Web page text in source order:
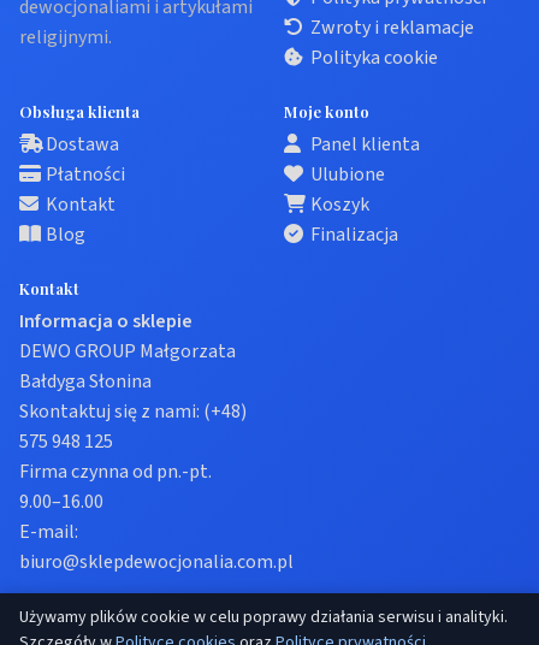
dewocjonaliami i artykułami
religijnymi.
Zwroty i reklamacje
Polityka cookie
Obsługa klienta
Dostawa
Płatności
Kontakt
Blog
Moje konto
Panel klienta
Ulubione
Koszyk
Finalizacja
Kontakt
Informacja o sklepie
DEWO GROUP Małgorzata
Bałdyga Słonina
Skontaktuj się z nami: (+48)
575 948 125
Firma czynna od pn.-pt.
9.00–16.00
E-mail:
biuro@sklepdewocjonalia.com.pl
© 2026 Sklep dewocjonalia. Wszelkie prawa zastrzeżone.
Używamy plików cookie w celu poprawy działania serwisu i analityki.